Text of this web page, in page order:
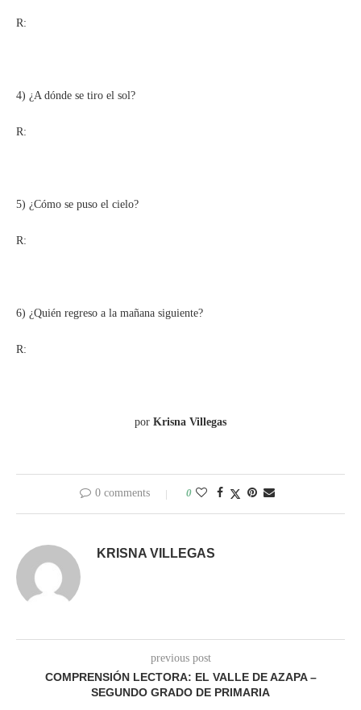
R:
4) ¿A dónde se tiro el sol?
R:
5) ¿Cómo se puso el cielo?
R:
6) ¿Quién regreso a la mañana siguiente?
R:
por Krisna Villegas
0 comments 0
KRISNA VILLEGAS
previous post
COMPRENSIÓN LECTORA: EL VALLE DE AZAPA –
SEGUNDO GRADO DE PRIMARIA